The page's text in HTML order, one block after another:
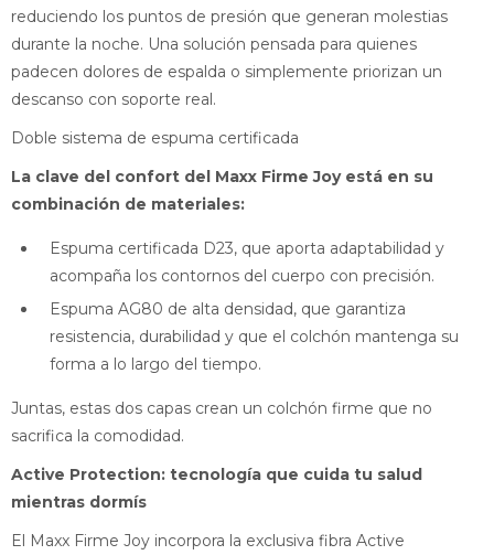
reduciendo los puntos de presión que generan molestias
durante la noche. Una solución pensada para quienes
padecen dolores de espalda o simplemente priorizan un
descanso con soporte real.
Doble sistema de espuma certificada
La clave del confort del Maxx Firme Joy está en su
combinación de materiales:
Espuma certificada D23, que aporta adaptabilidad y
acompaña los contornos del cuerpo con precisión.
Espuma AG80 de alta densidad, que garantiza
resistencia, durabilidad y que el colchón mantenga su
forma a lo largo del tiempo.
Juntas, estas dos capas crean un colchón firme que no
sacrifica la comodidad.
Active Protection: tecnología que cuida tu salud
mientras dormís
El Maxx Firme Joy incorpora la exclusiva fibra Active